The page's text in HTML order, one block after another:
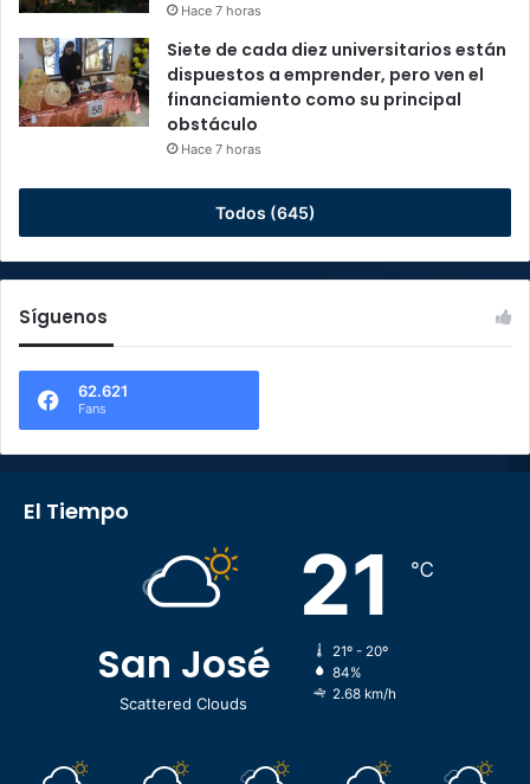
Hace 7 horas
Siete de cada diez universitarios están
dispuestos a emprender, pero ven el
financiamiento como su principal
obstáculo
Hace 7 horas
Todos (645)
Síguenos
62.621
Fans
El Tiempo
San José
Scattered Clouds
21 ℃
21º - 20º
84%
2.68 km/h